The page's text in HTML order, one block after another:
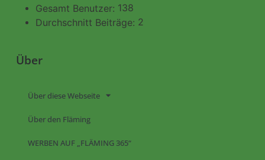
Gesamt Benutzer: 138
Durchschnitt Beiträge: 2
Über
Über diese Webseite
Über den Fläming
WERBEN AUF „FLÄMING 365“